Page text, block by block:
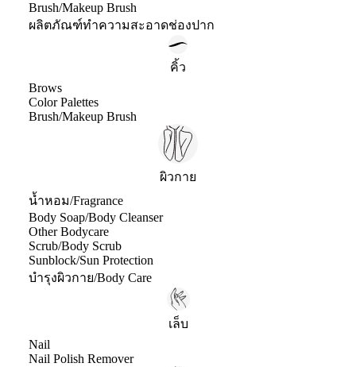
Brush/Makeup Brush
ผลิตภัณฑ์ทำความสะอาดช่องปาก
คิ้ว
Brows
Color Palettes
Brush/Makeup Brush
ผิวกาย
น้ำหอม/Fragrance
Body Soap/Body Cleanser
Other Bodycare
Scrub/Body Scrub
Sunblock/Sun Protection
บำรุงผิวกาย/Body Care
เล็บ
Nail
Nail Polish Remover